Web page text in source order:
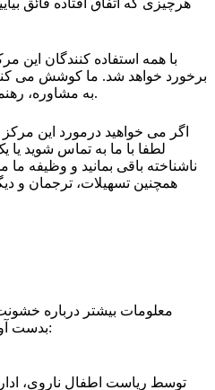
با همه استفاده کنندگان این
برخورد خواهد شد. ما کوشش می
به مشاوره، رهنمایی یا حمایت دارند آماده باشیم.
اگر می خواهید درمورد این
لطفا با ما به تماس شوید یا
ناشناخته باقی بمانید و وظیفه
همچنین تسهیلات، ترجمان و
معلومات بیشتر درباره
چندین لسان در dinutvei.no بدست آورید: